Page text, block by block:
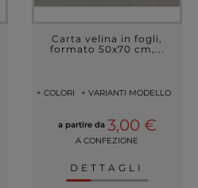
Carta velina in fogli,
formato 50x70 cm,...
+ COLORI + VARIANTI MODELLO
a partire da 3,00 €
A CONFEZIONE
DETTAGLI